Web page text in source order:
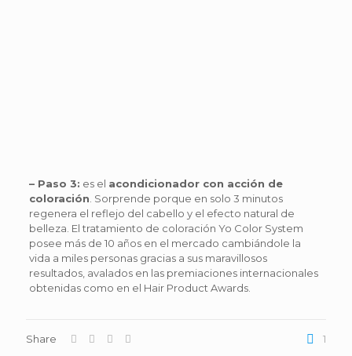
– Paso 3: es el acondicionador con acción de
coloración. Sorprende porque en solo 3 minutos
regenera el reflejo del cabello y el efecto natural de
belleza. El tratamiento de coloración Yo Color System
posee más de 10 años en el mercado cambiándole la
vida a miles personas gracias a sus maravillosos
resultados, avalados en las premiaciones internacionales
obtenidas como en el Hair Product Awards.
Share 1